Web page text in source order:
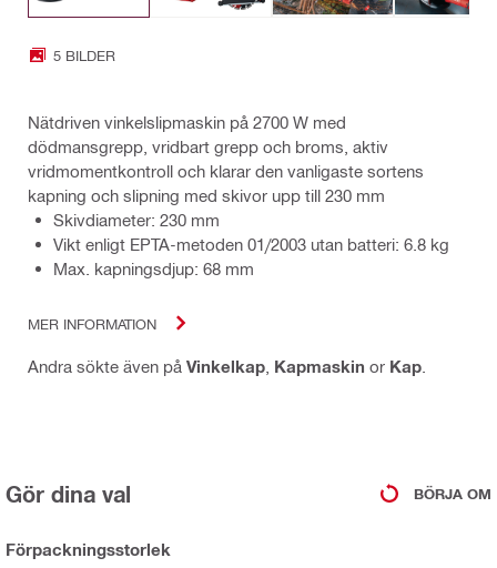
5 BILDER
Nätdriven vinkelslipmaskin på 2700 W med
dödmansgrepp, vridbart grepp och broms, aktiv
vridmomentkontroll och klarar den vanligaste sortens
kapning och slipning med skivor upp till 230 mm
Skivdiameter: 230 mm
Vikt enligt EPTA-metoden 01/2003 utan batteri: 6.8 kg
Max. kapningsdjup: 68 mm
MER INFORMATION
Andra sökte även på Vinkelkap Kapmaskin or Kap
Gör dina val BÖRJA OM
Förpackningsstorlek